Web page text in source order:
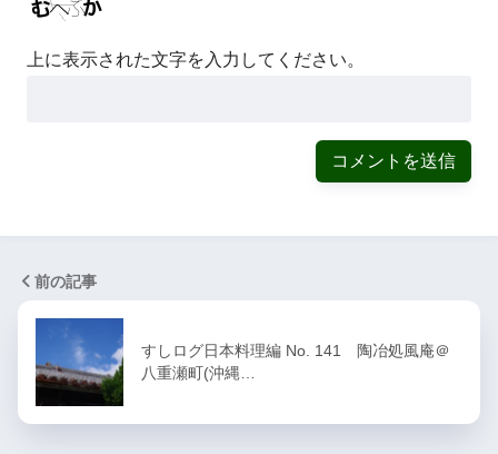
上に表示された文字を入力してください。
前の記事
すしログ日本料理編 No. 141 陶冶処風庵＠
八重瀬町(沖縄…